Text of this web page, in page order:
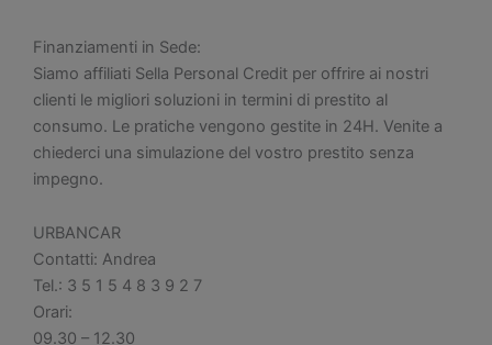
Finanziamenti in Sede:
Siamo affiliati Sella Personal Credit per offrire ai nostri
clienti le migliori soluzioni in termini di prestito al
consumo. Le pratiche vengono gestite in 24H. Venite a
chiederci una simulazione del vostro prestito senza
impegno.
URBANCAR
Contatti: Andrea
Tel.: 3 5 1 5 4 8 3 9 2 7
Orari:
09.30 – 12.30